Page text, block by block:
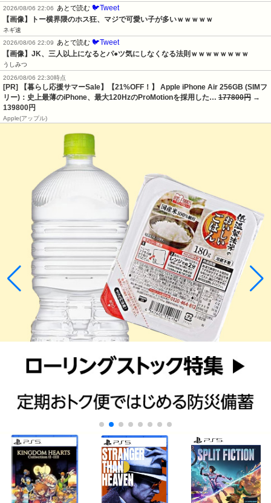
2026/08/06 22:06
あとで読む 🐦Tweet
【画像】トー横界隈のホス狂、マジで可愛い子が多いｗｗｗｗｗ
ネギ速
2026/08/06 22:09
あとで読む 🐦Tweet
【画像】JK、三人以上になるとパ●ツ気にしなくなる法則ｗｗｗｗｗｗｗｗ
うしみつ
2026/08/06 22:30時点
[PR] 【暮らし応援サマーSale】【21%OFF！】 Apple iPhone Air 256GB (SIMフ
リー)：史上最薄のiPhone、最大120HzのProMotionを採用した… 177800円 →
139800円
Apple(アップル)